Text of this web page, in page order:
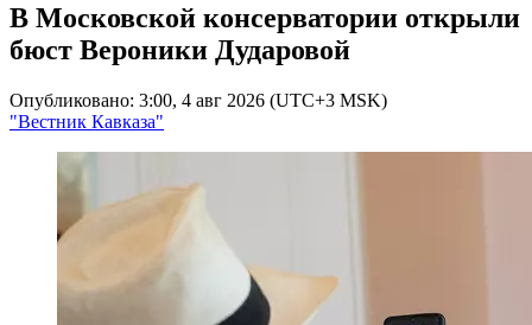
В Московской консерватории открыли
бюст Вероники Дударовой
Опубликовано: 3:00, 4 авг 2026 (UTC+3 MSK)
"Вестник Кавказа"